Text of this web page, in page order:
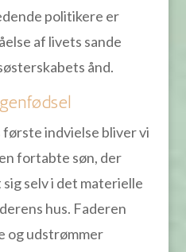
politikere er
af livets sande
ånd.
indvielse bliver vi
fortabte søn, der
selv i det materielle
hus. Faderen
og udstrømmer